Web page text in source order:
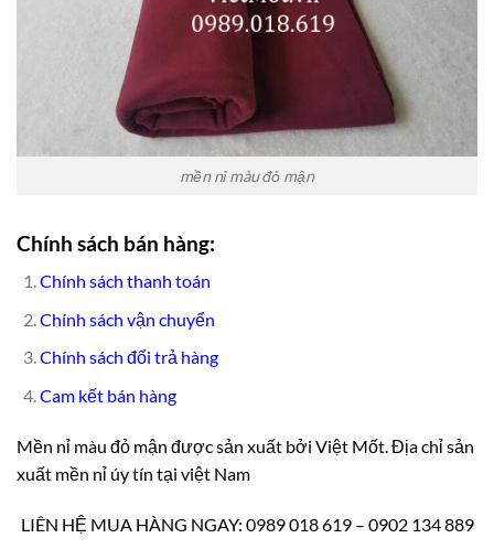
mền nỉ màu đỏ mận
Chính sách bán hàng:
Chính sách thanh toán
Chính sách vận chuyển
Chính sách đổi trả hàng
Cam kết bán hàng
Mền nỉ màu đỏ mận được sản xuất bởi Việt Mốt. Địa chỉ sản
xuất mền nỉ úy tín tại việt Nam
LIÊN HỆ MUA HÀNG NGAY: 0989 018 619 – 0902 134 889